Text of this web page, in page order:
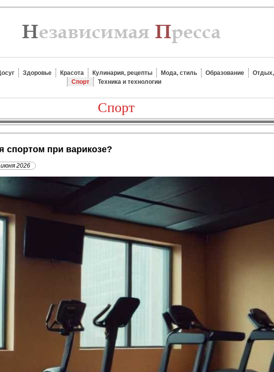
Здоровье Красота Кулинария, рецепты Мода, стиль Образование Отдых,
Спорт
Техника и технологии
Спорт
спортом при варикозе?
2026